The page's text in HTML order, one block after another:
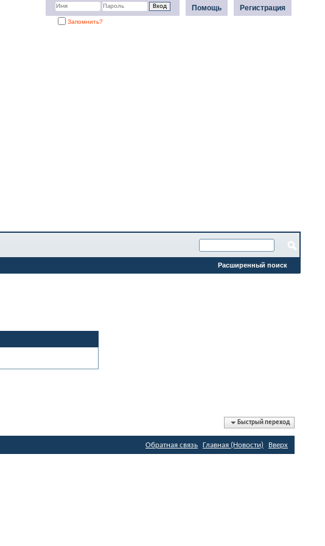
Регистрация
Помощь
Запомнить?
Расширенный поиск
Быстрый переход
Обратная связь Главная (Новости) Вверх